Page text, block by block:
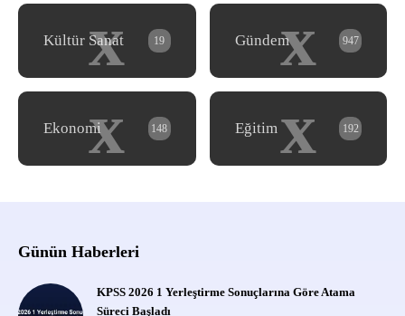
x
Kültür Sanat 19 x
Gündem 947
x
Ekonomi 148 x
Eğitim 192
Günün Haberleri
KPSS 2026 1 Yerleştirme Sonuçlarına Göre Atama
Süreci Başladı